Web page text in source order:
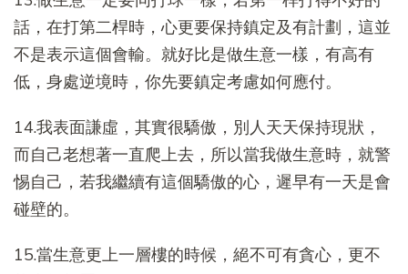
話，在打第二桿時，心更要保持鎮定及有計劃，這並
不是表示這個會輸。就好比是做生意一樣，有高有
低，身處逆境時，你先要鎮定考慮如何應付。
14.我表面謙虛，其實很驕傲，別人天天保持現狀，
而自己老想著一直爬上去，所以當我做生意時，就警
惕自己，若我繼續有這個驕傲的心，遲早有一天是會
碰壁的。
15.當生意更上一層樓的時候，絕不可有貪心，更不